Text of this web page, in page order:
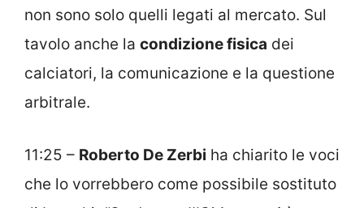
non sono solo quelli legati al mercato. Sul
tavolo anche la condizione fisica dei
calciatori, la comunicazione e la questione
arbitrale.
11:25 – Roberto De Zerbi ha chiarito le voci
che lo vorrebbero come possibile sostituto